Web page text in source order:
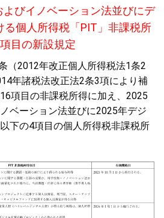
びイノベーション法並びにデ
る個人所得税「PIT」非課税所
目の新設規定
（2012年改正個人所得税法1条2
年諸税法改正法2条3項により補
項目の非課税所得に加え、2025
ベーション法並びに2025年デジ
下の4項目の個人所得税非課税所